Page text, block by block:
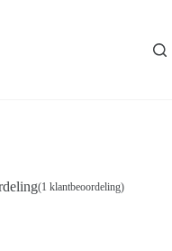
(1 klantbeoordeling)